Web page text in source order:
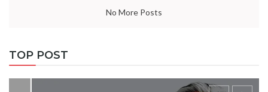
No More Posts
TOP POST